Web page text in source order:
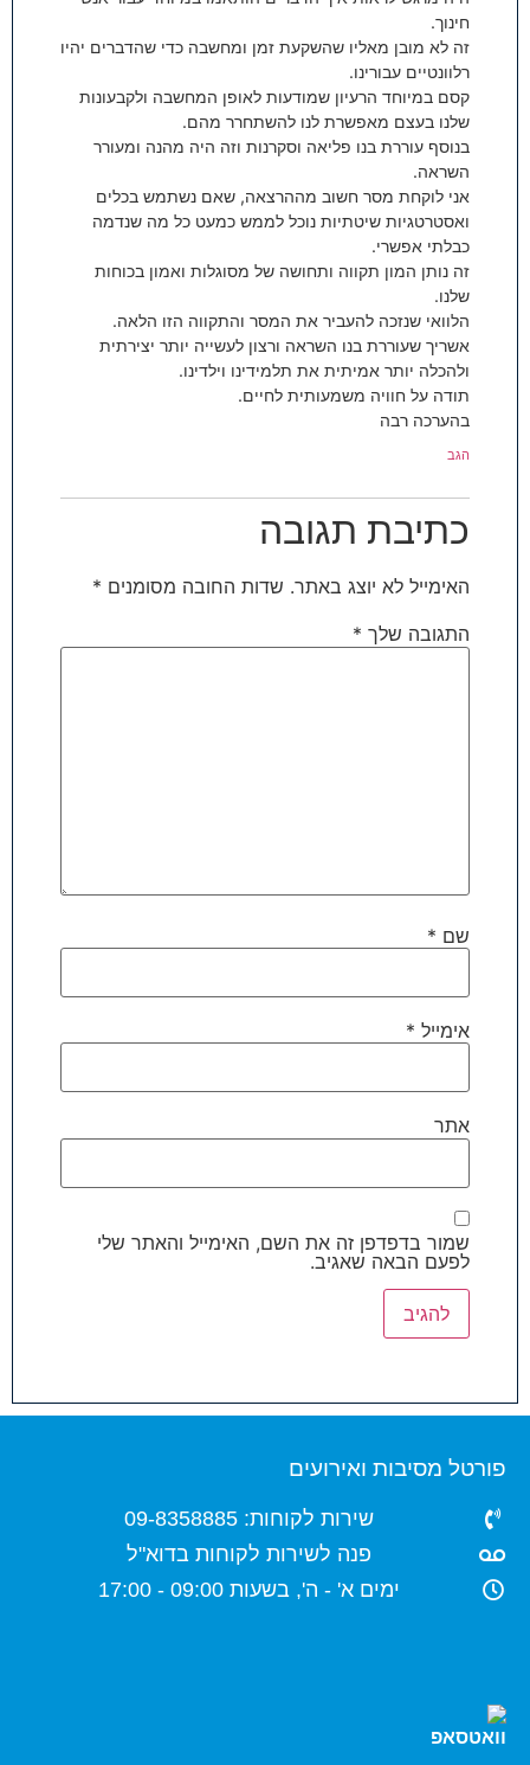
חינוך.
זה לא מובן מאליו שהשקעת זמן ומחשבה כדי שהדברים יהיו
רלוונטיים עבורינו.
קסם במיוחד הרעיון שמודעות לאופן המחשבה ולקבעונות
שלנו בעצם מאפשרת לנו להשתחרר מהם.
בנוסף עוררת בנו פליאה וסקרנות וזה היה מהנה ומעורר
השראה.
אני לוקחת מסר חשוב מההרצאה, שאם נשתמש בכלים
ואסטרטגיות שיטתיות נוכל לממש כמעט כל מה שנדמה
כבלתי אפשרי.
זה נותן המון תקווה ותחושה של מסוגלות ואמון בכוחות
שלנו.
הלוואי שנזכה להעביר את המסר והתקווה הזו הלאה.
אשריך שעוררת בנו השראה ורצון לעשייה יותר יצירתית
ולהכלה יותר אמיתית את תלמידינו וילדינו.
תודה על חוויה משמעותית לחיים.
בהערכה רבה
הגב
כתיבת תגובה
האימייל לא יוצג באתר. שדות החובה מסומנים *
התגובה שלך *
שם *
אימייל *
אתר
שמור בדפדפן זה את השם, האימייל והאתר שלי
לפעם הבאה שאגיב.
פורטל מסיבות ואירועים
שירות לקוחות: 09-8358885
פנה לשירות לקוחות בדוא"ל
ימים א' - ה', בשעות 09:00 - 17:00